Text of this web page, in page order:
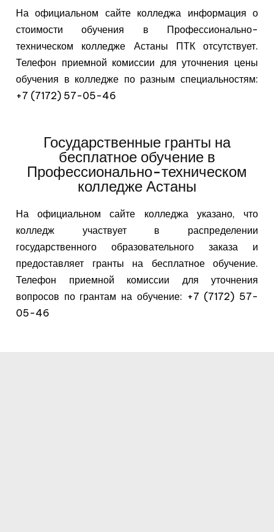
На официальном сайте колледжа информация о
стоимости обучения в Профессионально-
техническом колледже Астаны ПТК отсутствует.
Телефон приемной комиссии для уточнения цены
обучения в колледже по разным специальностям:
+7 (7172) 57-05-46
Государственные гранты на
бесплатное обучение в
Профессионально-техническом
колледже Астаны
На официальном сайте колледжа указано, что
колледж участвует в распределении
государственного образовательного заказа и
предоставляет гранты на бесплатное обучение.
Телефон приемной комиссии для уточнения
вопросов по грантам на обучение: +7 (7172) 57-
05-46